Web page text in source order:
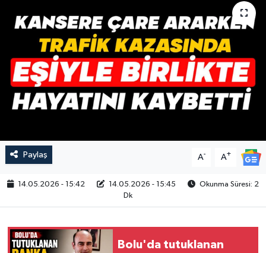
Paylaş A- A+
14.05.2026 - 15:42 14.05.2026 - 15:45
Okunma Süresi: 2
Dk
Bolu'da tutuklanan